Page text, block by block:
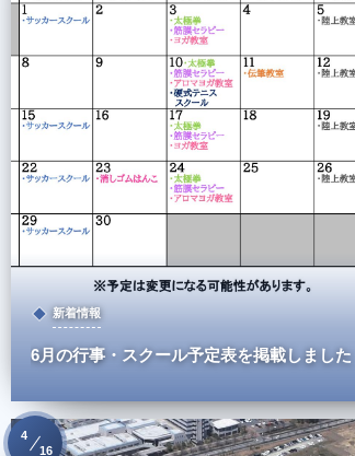
新着情報
6月の行事・スクール予定表を掲載しました
4
16